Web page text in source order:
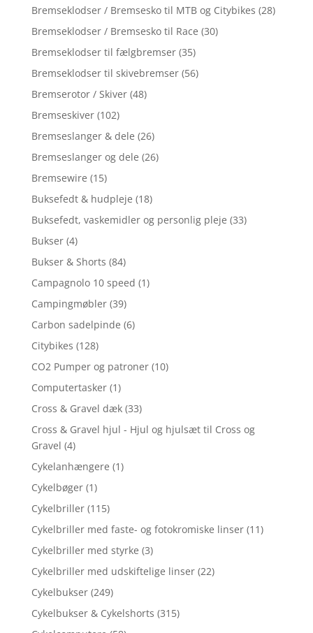
Bremseklodser / Bremsesko til MTB og Citybikes (28)
Bremseklodser / Bremsesko til Race (30)
Bremseklodser til fælgbremser (35)
Bremseklodser til skivebremser (56)
Bremserotor / Skiver (48)
Bremseskiver (102)
Bremseslanger & dele (26)
Bremseslanger og dele (26)
Bremsewire (15)
Buksefedt & hudpleje (18)
Buksefedt, vaskemidler og personlig pleje (33)
Bukser (4)
Bukser & Shorts (84)
Campagnolo 10 speed (1)
Campingmøbler (39)
Carbon sadelpinde (6)
Citybikes (128)
CO2 Pumper og patroner (10)
Computertasker (1)
Cross & Gravel dæk (33)
Cross & Gravel hjul - Hjul og hjulsæt til Cross og
Gravel (4)
Cykelanhængere (1)
Cykelbøger (1)
Cykelbriller (115)
Cykelbriller med faste- og fotokromiske linser (11)
Cykelbriller med styrke (3)
Cykelbriller med udskiftelige linser (22)
Cykelbukser (249)
Cykelbukser & Cykelshorts (315)